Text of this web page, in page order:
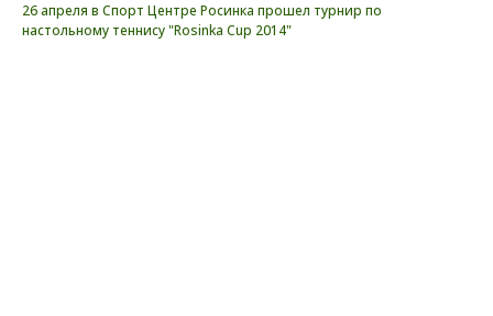
26 апреля в Спорт Центре Росинка прошел турнир по
настольному теннису "Rosinka Cup 2014"